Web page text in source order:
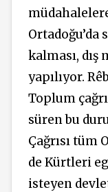
Ortadoğu’da
kalması,
yapılıyor.
Toplum
süren bu
Çağrısı
de Kürtleri
isteyen